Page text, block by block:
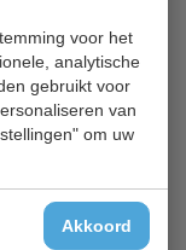
voor het
analytische
gebruikt voor
van
om uw
Akkoord
en display
van 50 kg
tot +32°C
apparaat is